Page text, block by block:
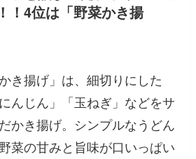
！4位は「野菜かき揚
き揚げ」は、細切りにした
んじん」「玉ねぎ」などをサ
かき揚げ。シンプルなうどん
菜の甘みと旨味が口いっぱい